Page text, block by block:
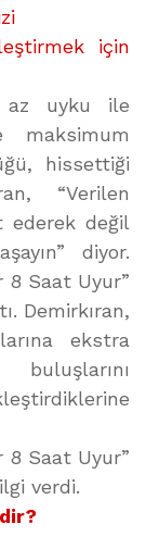
için
az uyku ile
maksimum
hissettiği
“Verilen
ederek değil
diyor.
8 Saat Uyur”
Demirkıran,
ekstra
8 Saat Uyur”
verdi.